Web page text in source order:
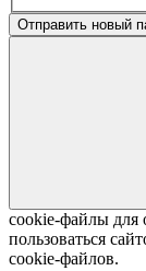
Отправить новый
cookie-файлы для
пользоваться
cookie-файлов.